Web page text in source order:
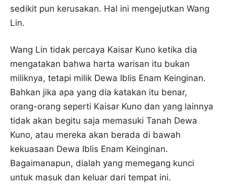
sedikit pun kerusakan. Hal ini mengejutkan Wang
Lin.
Wang Lin tidak percaya Kaisar Kuno ketika dia
mengatakan bahwa harta warisan itu bukan
miliknya, tetapi milik Dewa Iblis Enam Keinginan.
Bahkan jika apa yang dia katakan itu benar,
orang-orang seperti Kaisar Kuno dan yang lainnya
tidak akan begitu saja memasuki Tanah Dewa
Kuno, atau mereka akan berada di bawah
kekuasaan Dewa Iblis Enam Keinginan.
Bagaimanapun, dialah yang memegang kunci
untuk masuk dan keluar dari tempat ini.